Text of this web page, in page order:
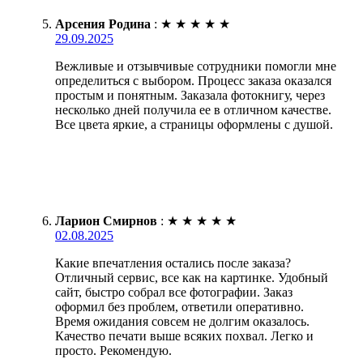
Арсения Родина : ★ ★ ★ ★ ★
29.09.2025
Вежливые и отзывчивые сотрудники помогли мне
определиться с выбором. Процесс заказа оказался
простым и понятным. Заказала фотокнигу, через
несколько дней получила ее в отличном качестве.
Все цвета яркие, а страницы оформлены с душой.
Ларион Смирнов : ★ ★ ★ ★ ★
02.08.2025
Какие впечатления остались после заказа?
Отличный сервис, все как на картинке. Удобный
сайт, быстро собрал все фотографии. Заказ
оформил без проблем, ответили оперативно.
Время ожидания совсем не долгим оказалось.
Качество печати выше всяких похвал. Легко и
просто. Рекомендую.